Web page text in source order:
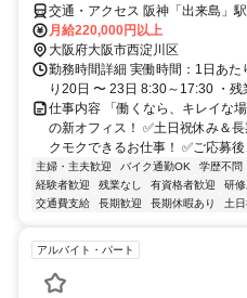
交通・アクセス 阪神「出来島」
車で15分／阪神「尼崎」駅より車
月給220,000円以上
大阪府大阪市西淀川区
勤務時間詳細 実働時間：1日あ
り20日 〜 23日 8:30～17:30 ・残
仕事内容 「働くなら、キレイな
の新オフィス！ ✅土日祝休み＆
クモクできるお仕事！ ✅ご応募
主婦・主夫歓迎 バイク通勤OK 学歴不問
経験者歓迎
残業なし 有資格者歓迎 研修
交通費支給
長期歓迎 長期休暇あり 土
アルバイト・パート